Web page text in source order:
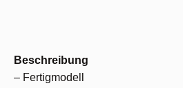
Beschreibung
– Fertigmodell